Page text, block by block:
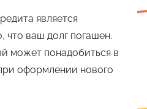
является
что ваш долг погашен.
может понадобиться в
оформлении нового